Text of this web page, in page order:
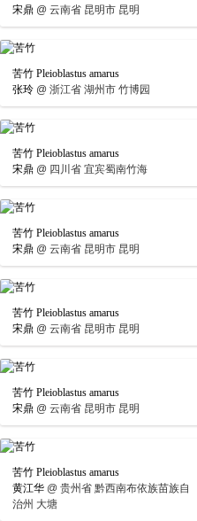
宋鼎 @ 云南省 昆明市 昆明
苦竹 Pleioblastus amarus
张玲 @ 浙江省 湖州市 竹博园
苦竹 Pleioblastus amarus
宋鼎 @ 四川省 宜宾蜀南竹海
苦竹 Pleioblastus amarus
宋鼎 @ 云南省 昆明市 昆明
苦竹 Pleioblastus amarus
宋鼎 @ 云南省 昆明市 昆明
苦竹 Pleioblastus amarus
宋鼎 @ 云南省 昆明市 昆明
苦竹 Pleioblastus amarus
黄江华 @ 贵州省 黔西南布依族苗族自
治州 大塘